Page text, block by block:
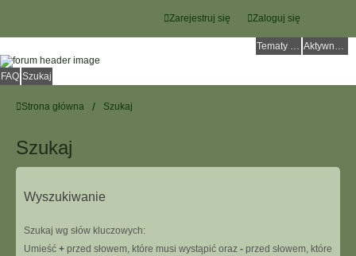
Zaloguj się
Zarejestruj się
Tematy bez odpowiedzi Aktywne tematy
FAQ Szukaj
Strona główna Szukaj
Szukaj
Wyszukiwanie
Szukaj wg słów kluczowych:
Umieść + przed słowem, które musi wystąpić oraz - przed słowem, które